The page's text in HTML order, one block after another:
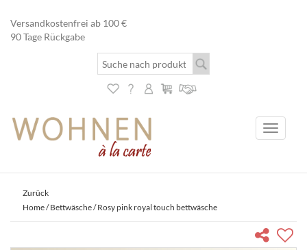
Versandkostenfrei ab 100 €
90 Tage Rückgabe
Toggle
Zurück
Home/Bettwäsche/ Rosy pink royal touch bettwäsche